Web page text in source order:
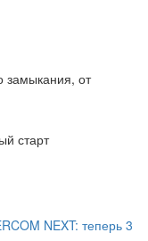
замыкания, от
старт
NEXT: теперь 3